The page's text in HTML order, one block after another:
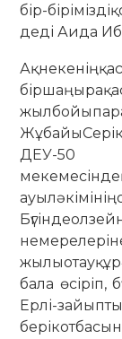
бір-
деді Аида
ДЕУ-50
бала өсіріп,
Ерлі-